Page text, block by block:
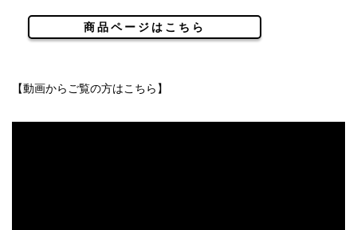
商品ページはこちら
【動画からご覧の方はこちら】